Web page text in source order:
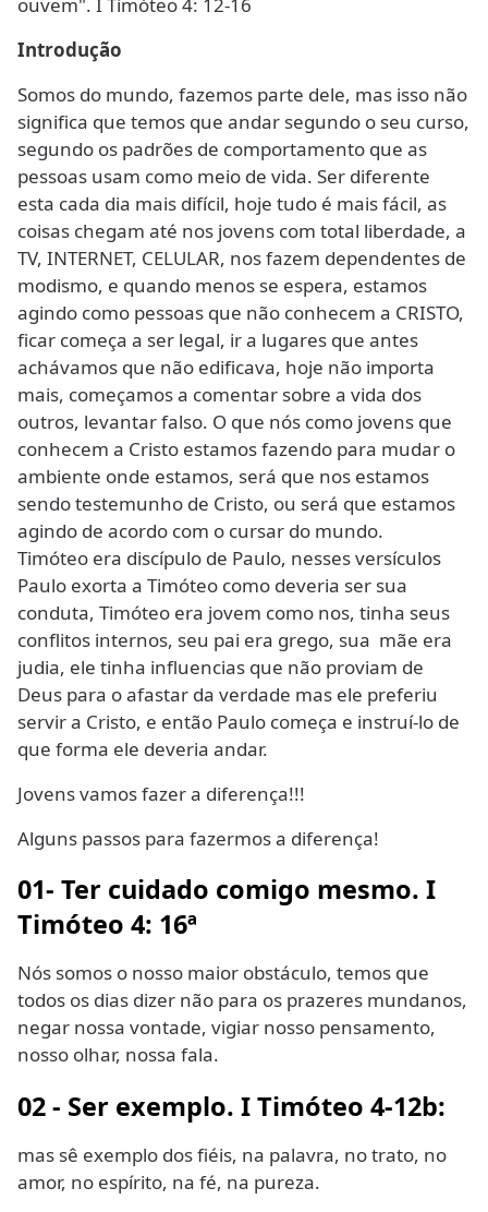
Introdução
Somos do mundo, fazemos parte dele, mas isso não
significa que temos que andar segundo o seu curso,
segundo os padrões de comportamento que as
pessoas usam como meio de vida. Ser diferente
esta cada dia mais difícil, hoje tudo é mais fácil, as
coisas chegam até nos jovens com total liberdade, a
TV, INTERNET, CELULAR, nos fazem dependentes de
modismo, e quando menos se espera, estamos
agindo como pessoas que não conhecem a CRISTO,
ficar começa a ser legal, ir a lugares que antes
achávamos que não edificava, hoje não importa
mais, começamos a comentar sobre a vida dos
outros, levantar falso. O que nós como jovens que
conhecem a Cristo estamos fazendo para mudar o
ambiente onde estamos, será que nos estamos
sendo testemunho de Cristo, ou será que estamos
agindo de acordo com o cursar do mundo.
Timóteo era discípulo de Paulo, nesses versículos
Paulo exorta a Timóteo como deveria ser sua
conduta, Timóteo era jovem como nos, tinha seus
conflitos internos, seu pai era grego, sua mãe era
judia, ele tinha influencias que não proviam de
Deus para o afastar da verdade mas ele preferiu
servir a Cristo, e então Paulo começa e instruí-lo de
que forma ele deveria andar.
Jovens vamos fazer a diferença!!!
Alguns passos para fazermos a diferença!
01- Ter cuidado comigo mesmo. I
Timóteo 4: 16ª
Nós somos o nosso maior obstáculo, temos que
todos os dias dizer não para os prazeres mundanos,
negar nossa vontade, vigiar nosso pensamento,
nosso olhar, nossa fala.
02 - Ser exemplo. I Timóteo 4-12b:
mas sê exemplo dos fiéis, na palavra, no trato, no
amor, no espírito, na fé, na pureza.